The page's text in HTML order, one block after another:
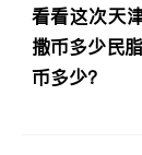
看看这次天
撒币多少民脂
币多少？